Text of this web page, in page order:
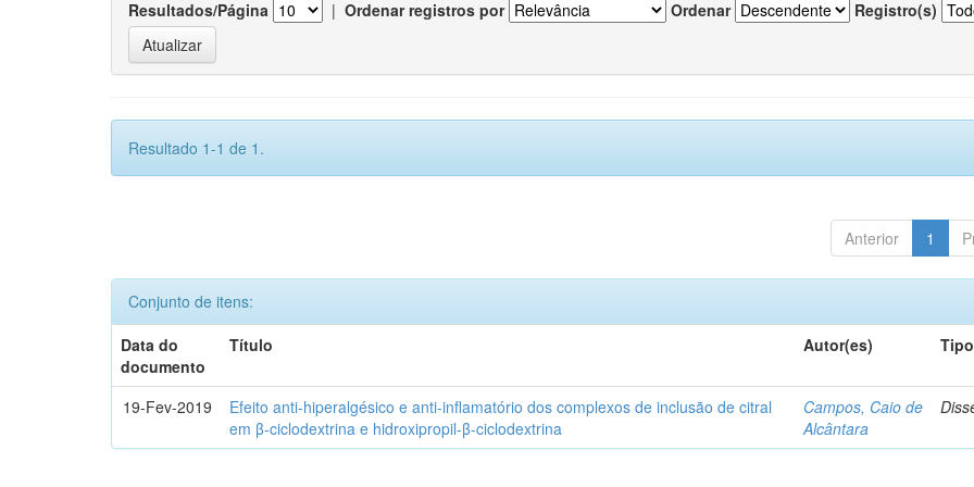
Resultados/Página | Ordenar registros por Ordenar Registro(s)
Resultado 1-1 de 1.
Anterior 1
Conjunto de itens:
Data do
documento
Título Autor(es) Tipo
19-Fev-2019
Efeito anti-hiperalgésico e anti-inflamatório dos complexos de inclusão de citral
em β-ciclodextrina e hidroxipropil-β-ciclodextrina
Campos, Caio de
Alcântara